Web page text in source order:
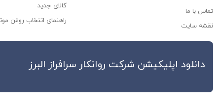
تماس با ما
نقشه سایت
کالای جدید
راهنمای انتخاب روغن
دانلود اپلیکیشن شرکت روانکار